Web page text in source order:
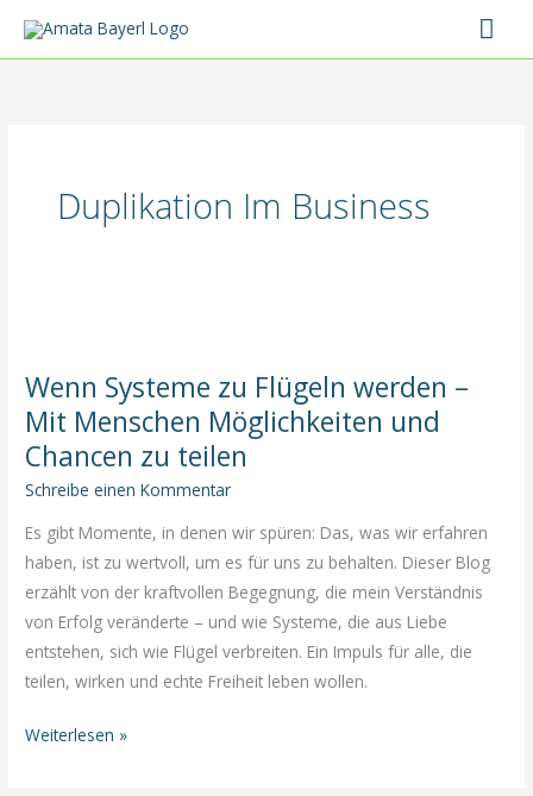
Inhalt
Duplikation Im Business
Wenn Systeme zu Flügeln werden –
Mit Menschen Möglichkeiten und
Chancen zu teilen
Schreibe einen Kommentar
Es gibt Momente, in denen wir spüren: Das, was wir erfahren
haben, ist zu wertvoll, um es für uns zu behalten. Dieser Blog
erzählt von der kraftvollen Begegnung, die mein Verständnis
von Erfolg veränderte – und wie Systeme, die aus Liebe
entstehen, sich wie Flügel verbreiten. Ein Impuls für alle, die
teilen, wirken und echte Freiheit leben wollen.
Wenn
Weiterlesen »